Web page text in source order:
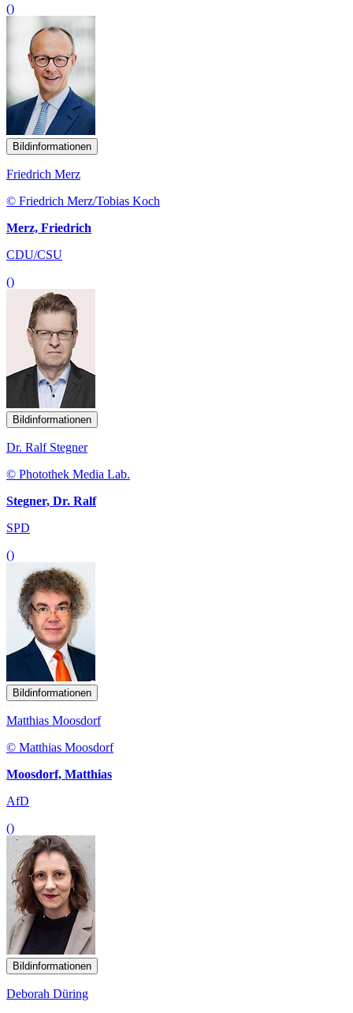
()
Bildinformationen
Friedrich Merz
© Friedrich Merz/Tobias Koch
Merz, Friedrich
CDU/CSU
()
Bildinformationen
Dr. Ralf Stegner
© Photothek Media Lab.
Stegner, Dr. Ralf
SPD
()
Bildinformationen
Matthias Moosdorf
© Matthias Moosdorf
Moosdorf, Matthias
AfD
()
Bildinformationen
Deborah Düring